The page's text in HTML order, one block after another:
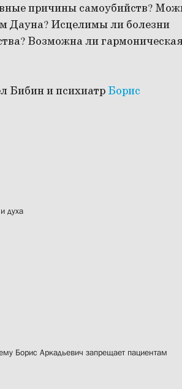
причины самоубийств?
Дауна? Исцелимы ли болезни
Возможна ли
Бибин и психиатр Борис
духа
Борис Аркадьевич запрещает пациентам